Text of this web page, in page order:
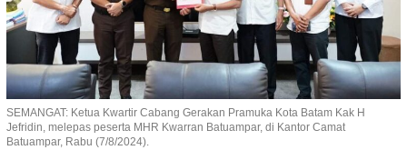
SEMANGAT: Ketua Kwartir Cabang Gerakan Pramuka Kota Batam Kak H
Jefridin, melepas peserta MHR Kwarran Batuampar, di Kantor Camat
Batuampar, Rabu (7/8/2024).